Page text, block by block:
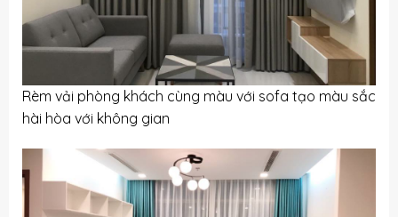
Rèm vải phòng khách cùng màu với sofa tạo màu sắc
hài hòa với không gian